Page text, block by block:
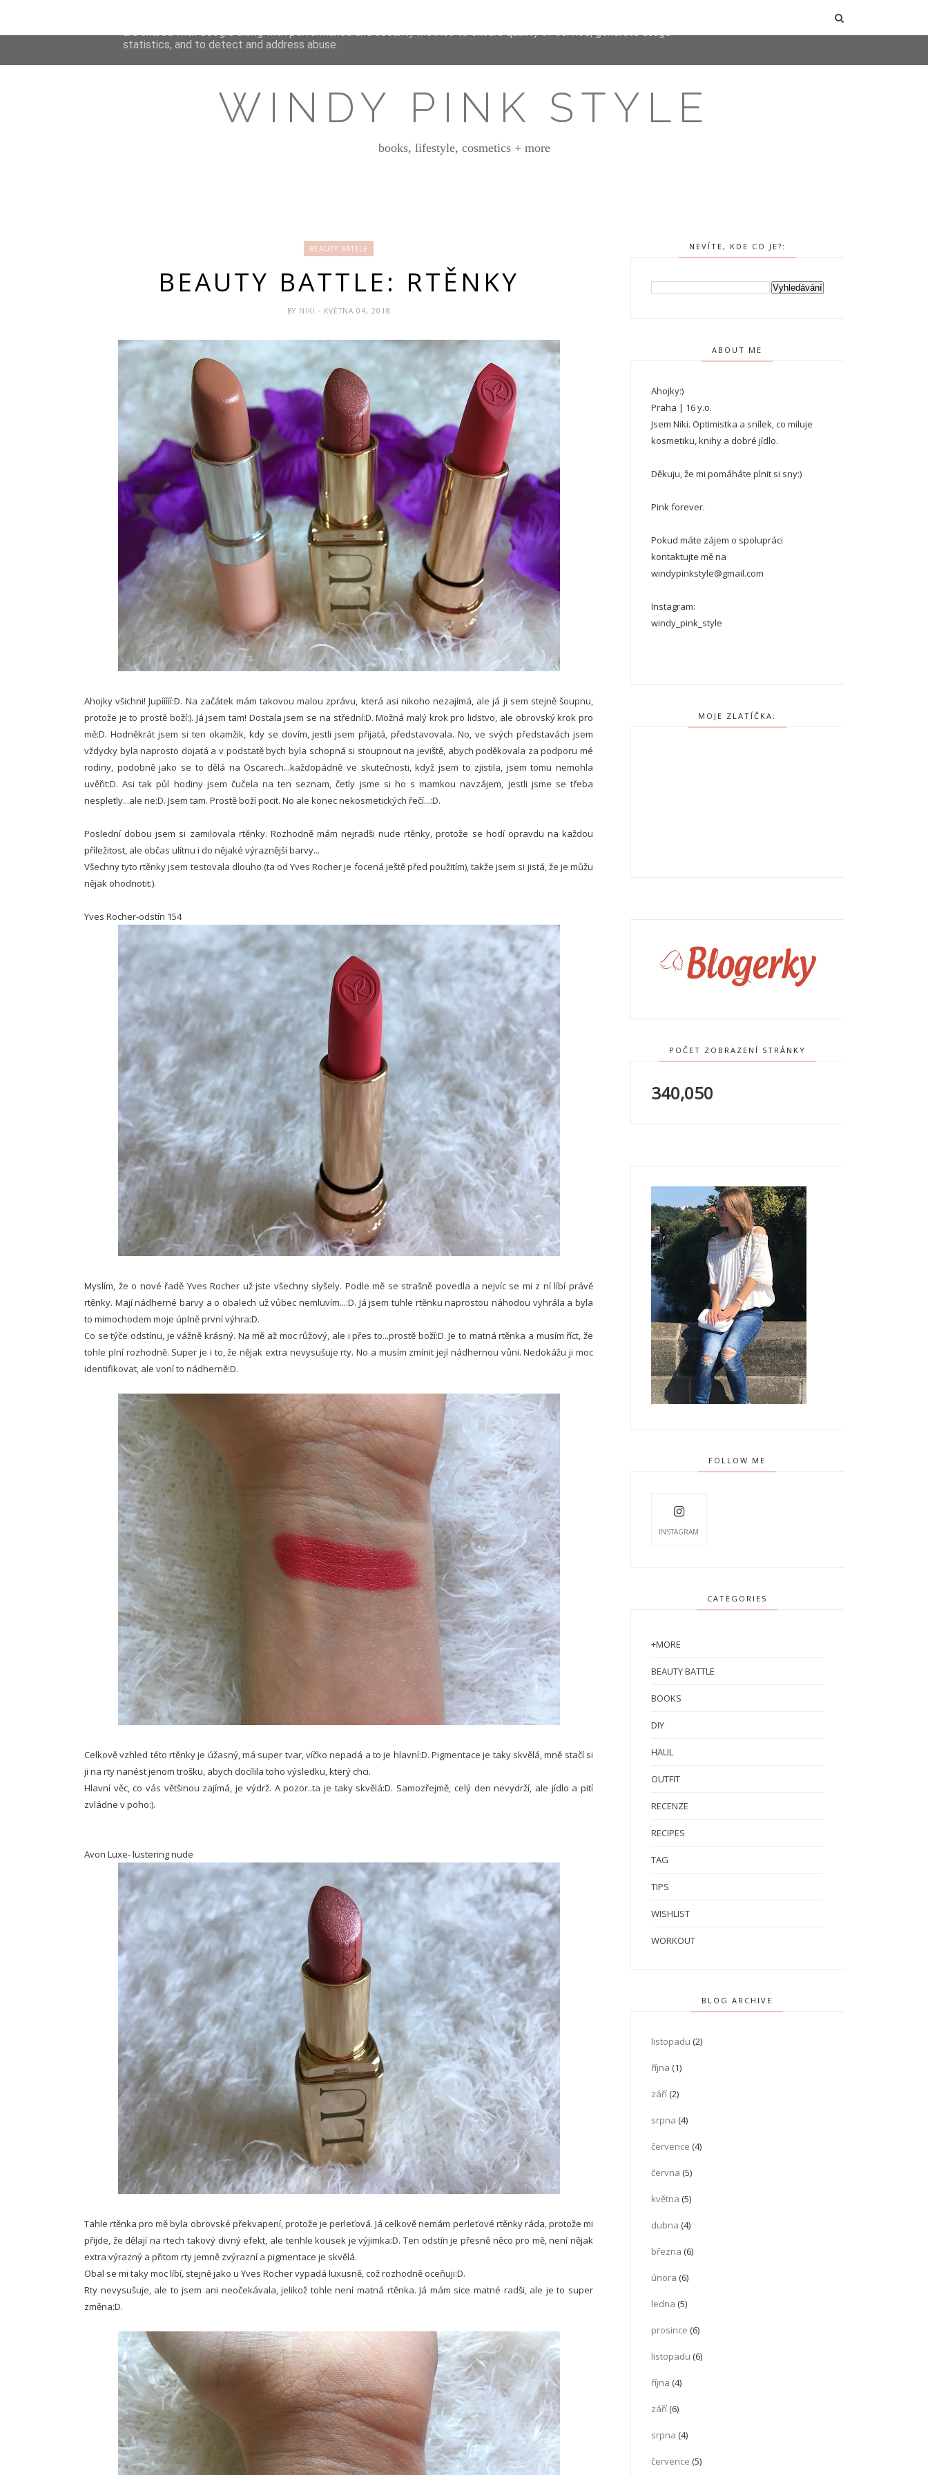
WINDY PINK STYLE
books, lifestyle, cosmetics + more
BEAUTY BATTLE
BEAUTY BATTLE: RTĚNKY
BY NIKI - KVĚTNA 04, 2018
Ahojky všichni! Jupííííí:D. Na začátek mám takovou malou zprávu, která asi nikoho nezajímá, ale já ji sem stejně šoupnu,
protože je to prostě boží:). Já jsem tam! Dostala jsem se na střední:D. Možná malý krok pro lidstvo, ale obrovský krok pro
mě:D. Hodněkrát jsem si ten okamžik, kdy se dovím, jestli jsem přijatá, představovala. No, ve svých představách jsem
vždycky byla naprosto dojatá a v podstatě bych byla schopná si stoupnout na jeviště, abych poděkovala za podporu mé
rodiny, podobně jako se to dělá na Oscarech...každopádně ve skutečnosti, když jsem to zjistila, jsem tomu nemohla
uvěřit:D. Asi tak půl hodiny jsem čučela na ten seznam, četly jsme si ho s mamkou navzájem, jestli jsme se třeba
nespletly...ale ne:D. Jsem tam. Prostě boží pocit. No ale konec nekosmetických řečí...:D.
Poslední dobou jsem si zamilovala rtěnky. Rozhodně mám nejradši nude rtěnky, protože se hodí opravdu na každou
příležitost, ale občas ulítnu i do nějaké výraznější barvy...
Všechny tyto rtěnky jsem testovala dlouho (ta od Yves Rocher je focená ještě před použitím), takže jsem si jistá, že je můžu
nějak ohodnotit:).
Yves Rocher-odstín 154
Myslím, že o nové řadě Yves Rocher už jste všechny slyšely. Podle mě se strašně povedla a nejvíc se mi z ní líbí právě
rtěnky. Mají nádherné barvy a o obalech už vůbec nemluvím...:D. Já jsem tuhle rtěnku naprostou náhodou vyhrála a byla
to mimochodem moje úplně první výhra:D.
Co se týče odstínu, je vážně krásný. Na mě až moc růžový, ale i přes to...prostě boží:D. Je to matná rtěnka a musím říct, že
tohle plní rozhodně. Super je i to, že nějak extra nevysušuje rty. No a musím zmínit její nádhernou vůni. Nedokážu ji moc
identifikovat, ale voní to nádherně:D.
Celkově vzhled této rtěnky je úžasný, má super tvar, víčko nepadá a to je hlavní:D. Pigmentace je taky skvělá, mně stačí si
ji na rty nanést jenom trošku, abych docílila toho výsledku, který chci.
Hlavní věc, co vás většinou zajímá, je výdrž. A pozor..ta je taky skvělá:D. Samozřejmě, celý den nevydrží, ale jídlo a pití
zvládne v poho:).
Avon Luxe- lustering nude
Tahle rtěnka pro mě byla obrovské překvapení, protože je perleťová. Já celkově nemám perleťové rtěnky ráda, protože mi
přijde, že dělají na rtech takový divný efekt, ale tenhle kousek je výjimka:D. Ten odstín je přesně něco pro mě, není nějak
extra výrazný a přitom rty jemně zvýrazní a pigmentace je skvělá.
Obal se mi taky moc líbí, stejně jako u Yves Rocher vypadá luxusně, což rozhodně oceňuji:D.
Rty nevysušuje, ale to jsem ani neočekávala, jelikož tohle není matná rtěnka. Já mám sice matné radši, ale je to super
změna:D.
NEVÍTE, KDE CO JE?:
ABOUT ME
Ahojky:)
Praha | 16 y.o.
Jsem Niki. Optimistka a snílek, co miluje
kosmetiku, knihy a dobré jídlo.
Děkuju, že mi pomáháte plnit si sny:)
Pink forever.
Pokud máte zájem o spolupráci
kontaktujte mě na
windypinkstyle@gmail.com
Instagram:
windy_pink_style
MOJE ZLATÍČKA:
POČET ZOBRAZENÍ STRÁNKY
340,050
FOLLOW ME
INSTAGRAM
CATEGORIES
+MORE
BEAUTY BATTLE
BOOKS
DIY
HAUL
OUTFIT
RECENZE
RECIPES
TAG
TIPS
WISHLIST
WORKOUT
BLOG ARCHIVE
listopadu (2)
října (1)
září(2)
srpna (4)
července (4)
června (5)
května (5)
dubna (4)
března (6)
února (6)
ledna (5)
prosince (6)
listopadu (6)
října (4)
září(6)
srpna (4)
července (5)
are shared with Google along with performance and security metrics to ensure quality of service, generate usage
statistics, and to detect and address abuse.